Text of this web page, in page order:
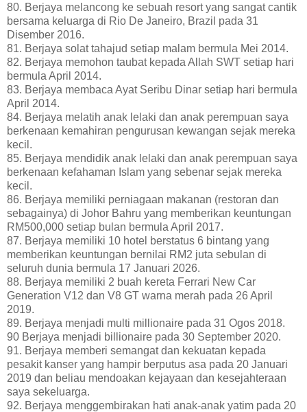
80. Berjaya melancong ke sebuah resort yang sangat cantik
bersama keluarga di Rio De Janeiro, Brazil pada 31
Disember 2016.
81. Berjaya solat tahajud setiap malam bermula Mei 2014.
82. Berjaya memohon taubat kepada Allah SWT setiap hari
bermula April 2014.
83. Berjaya membaca Ayat Seribu Dinar setiap hari bermula
April 2014.
84. Berjaya melatih anak lelaki dan anak perempuan saya
berkenaan kemahiran pengurusan kewangan sejak mereka
kecil.
85. Berjaya mendidik anak lelaki dan anak perempuan saya
berkenaan kefahaman Islam yang sebenar sejak mereka
kecil.
86. Berjaya memiliki perniagaan makanan (restoran dan
sebagainya) di Johor Bahru yang memberikan keuntungan
RM500,000 setiap bulan bermula April 2017.
87. Berjaya memiliki 10 hotel berstatus 6 bintang yang
memberikan keuntungan bernilai RM2 juta sebulan di
seluruh dunia bermula 17 Januari 2026.
88. Berjaya memiliki 2 buah kereta Ferrari New Car
Generation V12 dan V8 GT warna merah pada 26 April
2019.
89. Berjaya menjadi multi millionaire pada 31 Ogos 2018.
90 Berjaya menjadi billionaire pada 30 September 2020.
91. Berjaya memberi semangat dan kekuatan kepada
pesakit kanser yang hampir berputus asa pada 20 Januari
2019 dan beliau mendoakan kejayaan dan kesejahteraan
saya sekeluarga.
92. Berjaya menggembirakan hati anak-anak yatim pada 20